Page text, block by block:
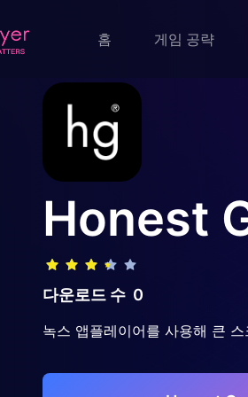
홈 게임 공략
Honest
다운로드 수 0
녹스 앱플레이어를 사용해 큰